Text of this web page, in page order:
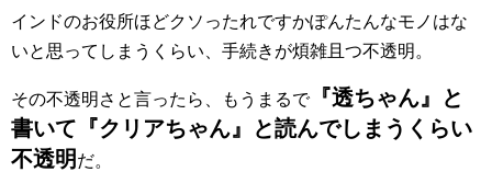
インドのお役所ほどクソったれですかぽんたんなモノはな
いと思ってしまうくらい、手続きが煩雑且つ不透明。
その不透明さと言ったら、もうまるで『透ちゃん』と
書いて『クリアちゃん』と読んでしまうくらい
不透明 だ。